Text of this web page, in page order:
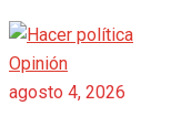
Opinión
agosto 4, 2026